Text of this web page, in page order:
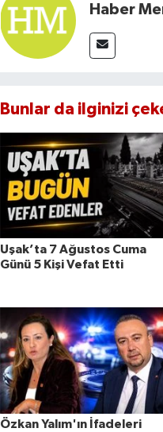
Haber
Bunlar da ilginizi
Uşak’ta 7 Ağustos Cuma
Günü 5 Kişi Vefat Etti
Özkan Yalım'ın İfadeleri